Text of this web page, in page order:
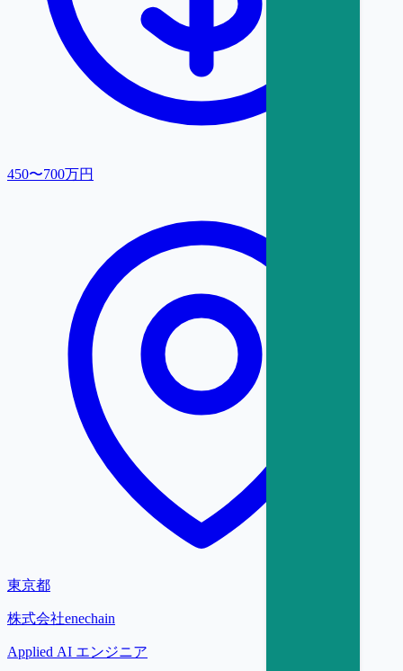
450〜700万円
東京都
株式会社enechain
Applied AI エンジニア